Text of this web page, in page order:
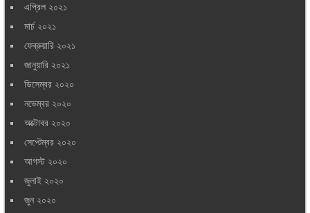
এপ্রিল ২০২১
মার্চ ২০২১
ফেব্রুয়ারি ২০২১
জানুয়ারি ২০২১
ডিসেম্বর ২০২০
নভেম্বর ২০২০
অক্টোবর ২০২০
সেপ্টেম্বর ২০২০
আগস্ট ২০২০
জুলাই ২০২০
জুন ২০২০